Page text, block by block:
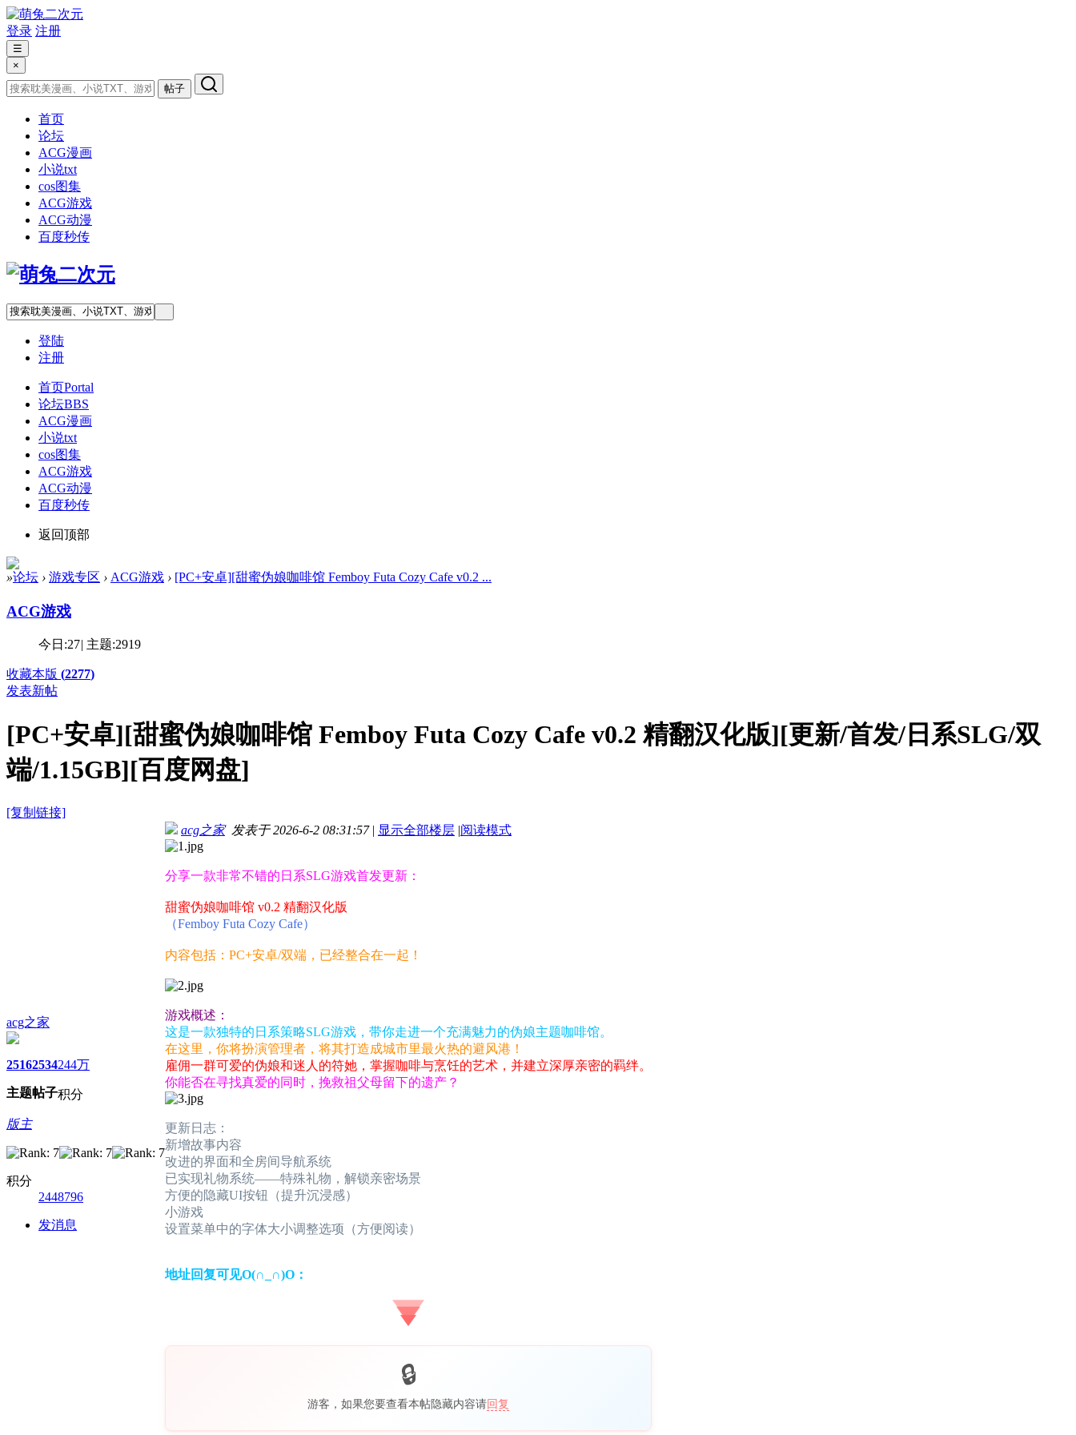
登录 注册
☰
×
帖子
首页
论坛
ACG漫画
小说txt
cos图集
ACG游戏
ACG动漫
百度秒传
登陆
注册
首页Portal
论坛BBS
ACG漫画
小说txt
cos图集
ACG游戏
ACG动漫
百度秒传
返回顶部
»论坛 › 游戏专区 › ACG游戏 › [PC+安卓][甜蜜伪娘咖啡馆 Femboy Futa Cozy Cafe v0.2 ...
ACG游戏
今日:27| 主题:2919
收藏本版 (2277)
发表新帖
[PC+安卓][甜蜜伪娘咖啡馆 Femboy Futa Cozy Cafe v0.2 精翻汉化版][更新/首发/日系SLG/双
端/1.15GB][百度网盘]
[复制链接]
acg之家
2516
主题
2534
帖子
244万
积分
版主
积分
2448796
发消息
acg之家发表于 2026-6-2 08:31:57 | 显示全部楼层 |阅读模式
分享一款非常不错的日系SLG游戏首发更新：
甜蜜伪娘咖啡馆 v0.2 精翻汉化版
（Femboy Futa Cozy Cafe）
内容包括：PC+安卓/双端，已经整合在一起！
游戏概述：
这是一款独特的日系策略SLG游戏，带你走进一个充满魅力的伪娘主题咖啡馆。
在这里，你将扮演管理者，将其打造成城市里最火热的避风港！
雇佣一群可爱的伪娘和迷人的符她，掌握咖啡与烹饪的艺术，并建立深厚亲密的羁绊。
你能否在寻找真爱的同时，挽救祖父母留下的遗产？
更新日志：
新增故事内容
改进的界面和全房间导航系统
已实现礼物系统——特殊礼物，解锁亲密场景
方便的隐藏UI按钮（提升沉浸感）
小游戏
设置菜单中的字体大小调整选项（方便阅读）
地址回复可见O(∩_∩)O：
游客，如果您要查看本帖隐藏内容请回复